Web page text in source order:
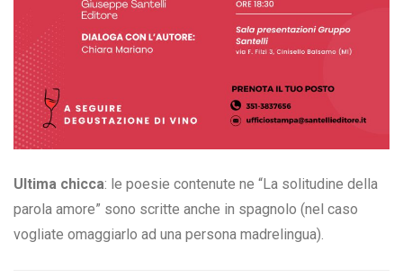
Ultima chicca: le poesie contenute ne “La solitudine della
parola amore” sono scritte anche in spagnolo (nel caso
vogliate omaggiarlo ad una persona madrelingua).